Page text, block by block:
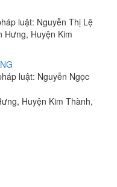
luật: Nguyễn Thị Lệ
Hưng, Huyện Kim
luật: Nguyễn Ngọc
Huyện Kim Thành,